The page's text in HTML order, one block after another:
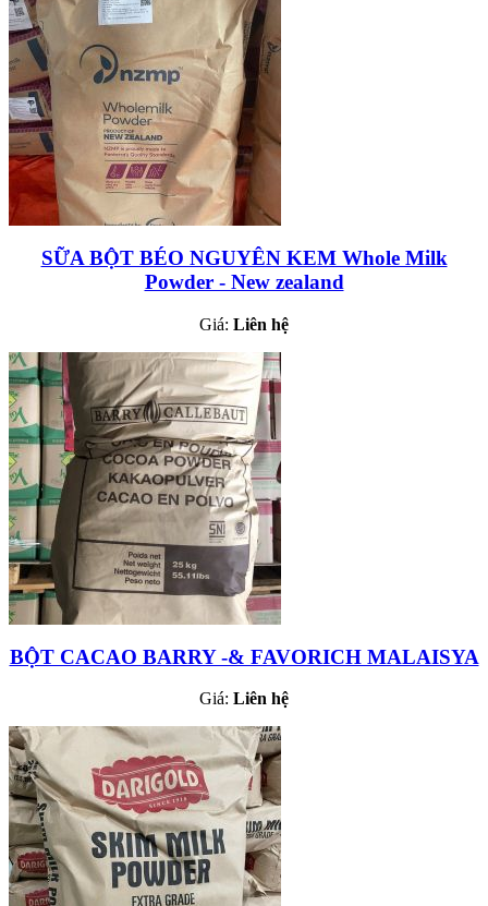
SỮA BỘT BÉO NGUYÊN KEM Whole Milk
Powder - New zealand
Giá: Liên hệ
BỘT CACAO BARRY -& FAVORICH MALAISYA
Giá: Liên hệ